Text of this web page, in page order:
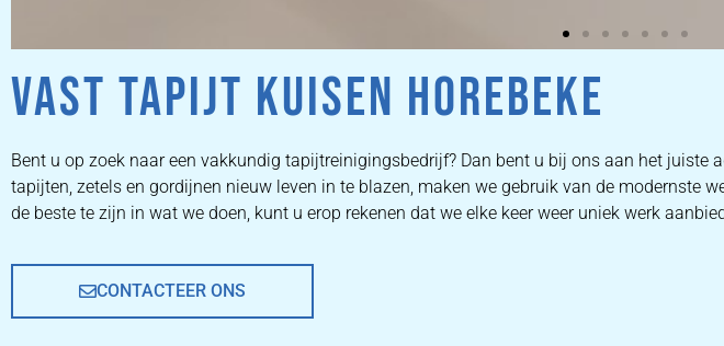
ZETEL
REINIGEN
ZETEL REINIGEN DOOR
VAST TAPIJT KUISEN HOREBEKE
Bent u op zoek naar een vakkundig tapijtreinigingsbedrijf? Dan bent u bij ons aan het juiste
tapijten, zetels en gordijnen nieuw leven in te blazen, maken we gebruik van de modernste
de beste te zijn in wat we doen, kunt u erop rekenen dat we elke keer weer uniek werk
CONTACTEER ONS